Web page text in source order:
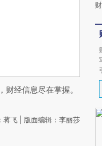
财经信息尽在掌握。
蒋飞 | 版面编辑：李丽莎